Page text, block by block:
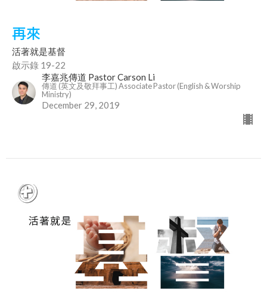
再來
活著就是基督
啟示錄 19-22
李嘉兆傳道 Pastor Carson Li
傳道 (英文及敬拜事工) Associate Pastor (English & Worship
Ministry)
December 29, 2019